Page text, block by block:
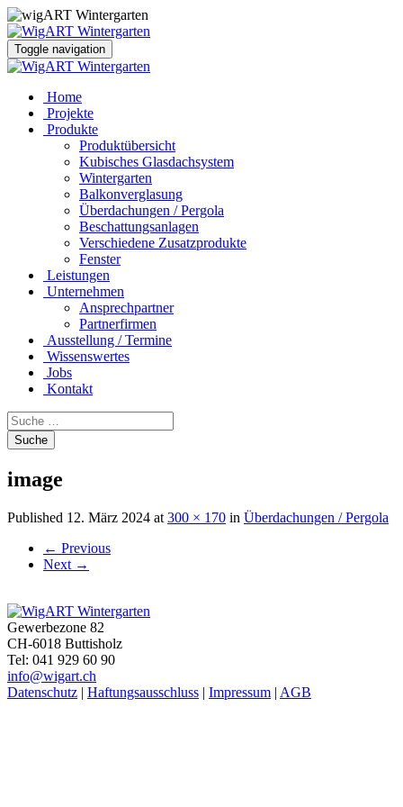
Toggle navigation
Home
Projekte
Produkte
Produktübersicht
Kubisches Glasdachsystem
Wintergarten
Balkonverglasung
Überdachungen / Pergola
Beschattungsanlagen
Verschiedene Zusatzprodukte
Fenster
Leistungen
Unternehmen
Ansprechpartner
Partnerfirmen
Ausstellung / Termine
Wissenswertes
Jobs
Kontakt
Suche
nach:
image
Published 12. März 2024 at 300 × 170 in Überdachungen / Pergola
← Previous
Next →
Gewerbezone 82
CH-6018 Buttisholz
Tel: 041 929 60 90
info@wigart.ch
Datenschutz | Haftungsausschluss | Impressum | AGB